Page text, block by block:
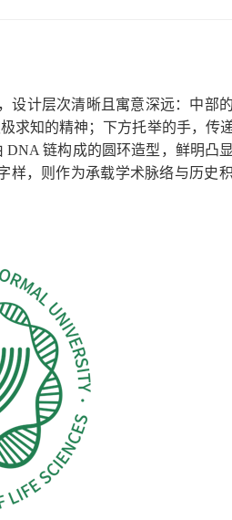
设计层次清晰且寓意深远：中部
求知的精神；下方托举的手，传
链构成的圆环造型，鲜明凸
样，则作为承载学术脉络与历史